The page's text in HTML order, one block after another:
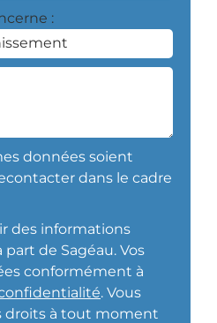
:
données soient
dans le cadre
des informations
de Sagéau. Vos
conformément à
. Vous
droits à tout moment